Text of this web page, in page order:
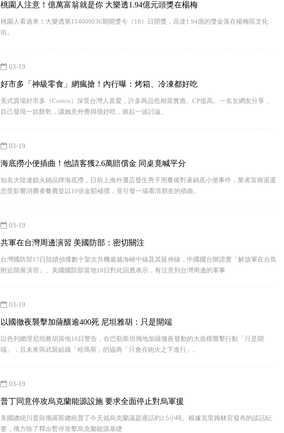
桃園人注意！億萬富翁就是你 大樂透1.94億元頭獎在楊梅
桃園人看過來！大樂透第114000036期開獎今（18）日開獎，高達1.94億的獎金落在楊梅區文化
街。
03-19
好市多「神級零食」網瘋搶！內行曝：烤箱、冷凍都好吃
美式賣場好市多（Costco）深受台灣人喜愛，許多商品也相當實惠、CP值高。一名女網友分享，
自己發現一款餅乾，讓她意外覺得很好吃，掀起一波討論。
03-19
海底撈小便插曲！他請客獲2.6萬賠償金 同桌竟喊平分
知名大陸連鎖火鍋品牌海底撈，日前上海外灘店發生男子用餐後對著鍋底小便事件，業者宣佈退還
恐受影響消費者餐費並以10倍金額補償，竟引發一場看清朋友的插曲。
03-19
共軍在台灣周邊演習 美國防部：密切關注
台灣國防部17日陸續偵獲數十架次共機逾越海峽中線及其延伸線，中國國台辦證實「解放軍在台島
附近開展演習」。美國國防部當地18日對此回應表示，有注意到台灣周邊的軍事
03-19
以國徹夜襲擊加薩釀逾400死 尼坦雅胡：只是開端
以色列總理尼坦雅胡當地18日警告，在巴勒斯坦飛地加薩徹夜發動的大規模襲擊行動「只是開
端」，且未來與武裝組織「哈瑪斯」的協商「只會在砲火之下進行」。
03-19
普丁同意停攻烏克蘭能源設施 要求全面停止對烏軍援
美國總統川普與俄羅斯總統普丁今天就烏克蘭議題通話約2.5小時。根據克里姆林宮發布的談話紀
要，俄方除了釋出暫停攻擊烏克蘭能源基礎